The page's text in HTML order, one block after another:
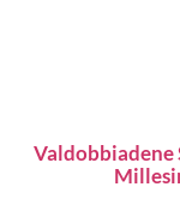
Valdobbiadene